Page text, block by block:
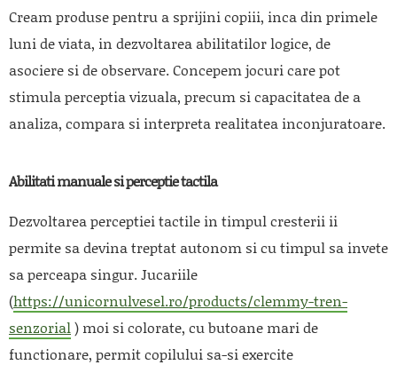
Cream produse pentru a sprijini copiii, inca din primele
luni de viata, in dezvoltarea abilitatilor logice, de
asociere si de observare. Concepem jocuri care pot
stimula perceptia vizuala, precum si capacitatea de a
analiza, compara si interpreta realitatea inconjuratoare.
Abilitati manuale si perceptie tactila
Dezvoltarea perceptiei tactile in timpul cresterii ii
permite sa devina treptat autonom si cu timpul sa invete
sa perceapa singur. Jucariile
(https://unicornulvesel.ro/products/clemmy-tren-
senzorial) moi si colorate, cu butoane mari de
functionare, permit copilului sa-si exercite